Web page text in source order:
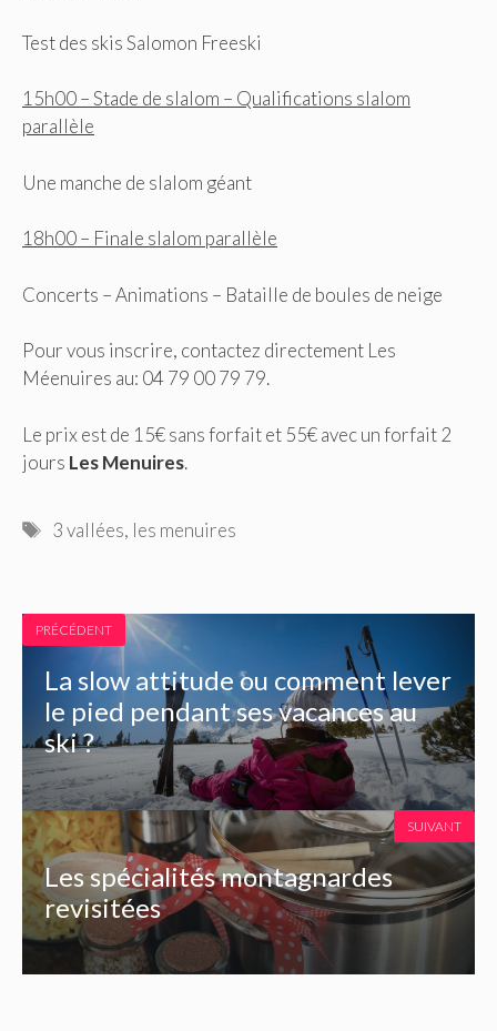
Test des skis Salomon Freeski
15h00 – Stade de slalom – Qualifications slalom
parallèle
Une manche de slalom géant
18h00 – Finale slalom parallèle
Concerts – Animations – Bataille de boules de neige
Pour vous inscrire, contactez directement Les
Méenuires au: 04 79 00 79 79.
Le prix est de 15€ sans forfait et 55€ avec un forfait 2
jours Les Menuires.
Étiquettes
3 vallées, les menuires
PRÉCÉDENT
La slow attitude ou comment lever
le pied pendant ses vacances au
ski ?
Les spécialités montagnardes
revisitées
SUIVANT